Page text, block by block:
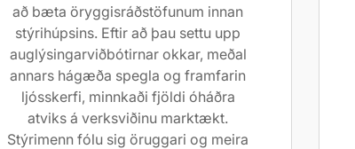
að bæta öryggisráðstöfunum innan
stýrihúpsins. Eftir að þau settu upp
auglýsingarviðbótirnar okkar, meðal
annars hágæða spegla og framfarin
ljósskerfi, minnkaði fjöldi óháðra
atviks á verksviðinu marktækt.
Stýrimenn fólu sig öruggari og meira